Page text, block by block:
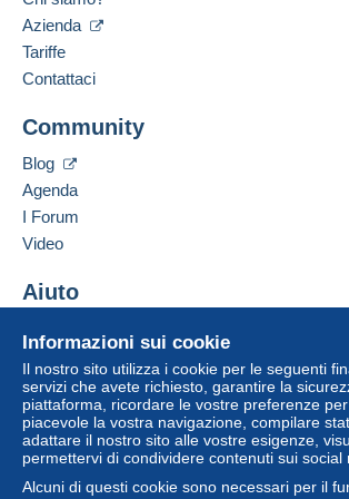
con tracciabilità per gli acquisti:
da 15,00 € di acquisti.
Questa zona comprende
Pacco raccomandato (con
Pagamento con:
Da 1gr a 250gr
6,95 €
Lingue parlate:
Indirizzo professionale:
852 chemin Saint-Roch
Villa des 2 Colombes
Contattare il venditore
Inserisci questo venditore in Lista Nera
Informazioni sui cookie
Il nostro sito utilizza i cookie per le seguenti
servizi che avete richiesto, garantire la
piattaforma, ricordare le vostre preferenze
piacevole la vostra navigazione, compilare
adattare il nostro sito alle vostre esigenze,
permettervi di condividere contenuti sui social
Alcuni di questi cookie sono necessari per il
Azienda
Tariffe
Contattaci
Community
Blog
Agenda
I Forum
Video
Aiuto
Acquistare su Delcampe
Vendere su Delcampe
Un sito sicuro